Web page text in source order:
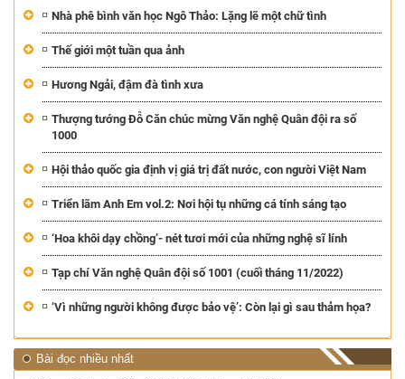
Nhà phê bình văn học Ngô Thảo: Lặng lẽ một chữ tình
Thế giới một tuần qua ảnh
Hương Ngải, đậm đà tình xưa
Thượng tướng Đỗ Căn chúc mừng Văn nghệ Quân đội ra số
1000
Hội thảo quốc gia định vị giá trị đất nước, con người Việt Nam
Triển lãm Anh Em vol.2: Nơi hội tụ những cá tính sáng tạo
‘Hoa khôi dạy chồng’- nét tươi mới của những nghệ sĩ lính
Tạp chí Văn nghệ Quân đội số 1001 (cuối tháng 11/2022)
‘Vì những người không được bảo vệ’: Còn lại gì sau thảm họa?
Bài đọc nhiều nhất